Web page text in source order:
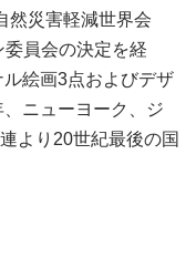
然災害軽減世界会
委員会の決定を経
絵画3点およびデザ
ニューヨーク、ジ
より20世紀最後の国